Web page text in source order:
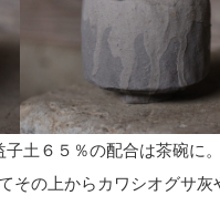
土６５％の配合は茶碗に。
その上からカワシオグサ灰